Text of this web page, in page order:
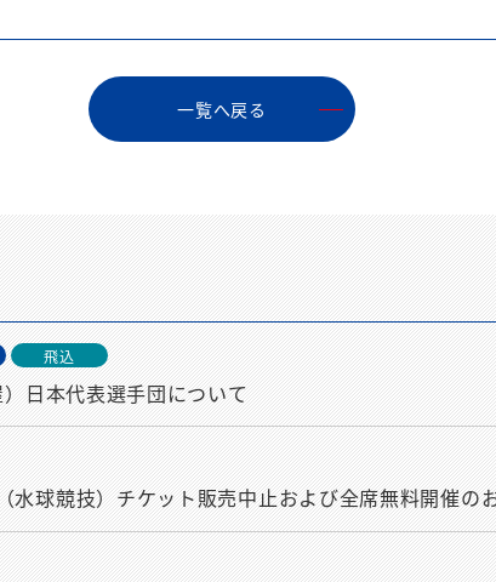
⼀覧へ戻る
飛込
日本代表選手団について
球競技）チケット販売中止および全席無料開催の